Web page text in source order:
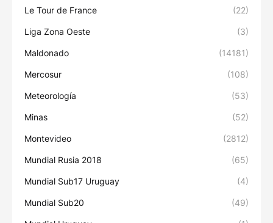
Le Tour de France (22)
Liga Zona Oeste (3)
Maldonado (14181)
Mercosur (108)
Meteorología (53)
Minas (52)
Montevideo (2812)
Mundial Rusia 2018 (65)
Mundial Sub17 Uruguay (4)
Mundial Sub20 (49)